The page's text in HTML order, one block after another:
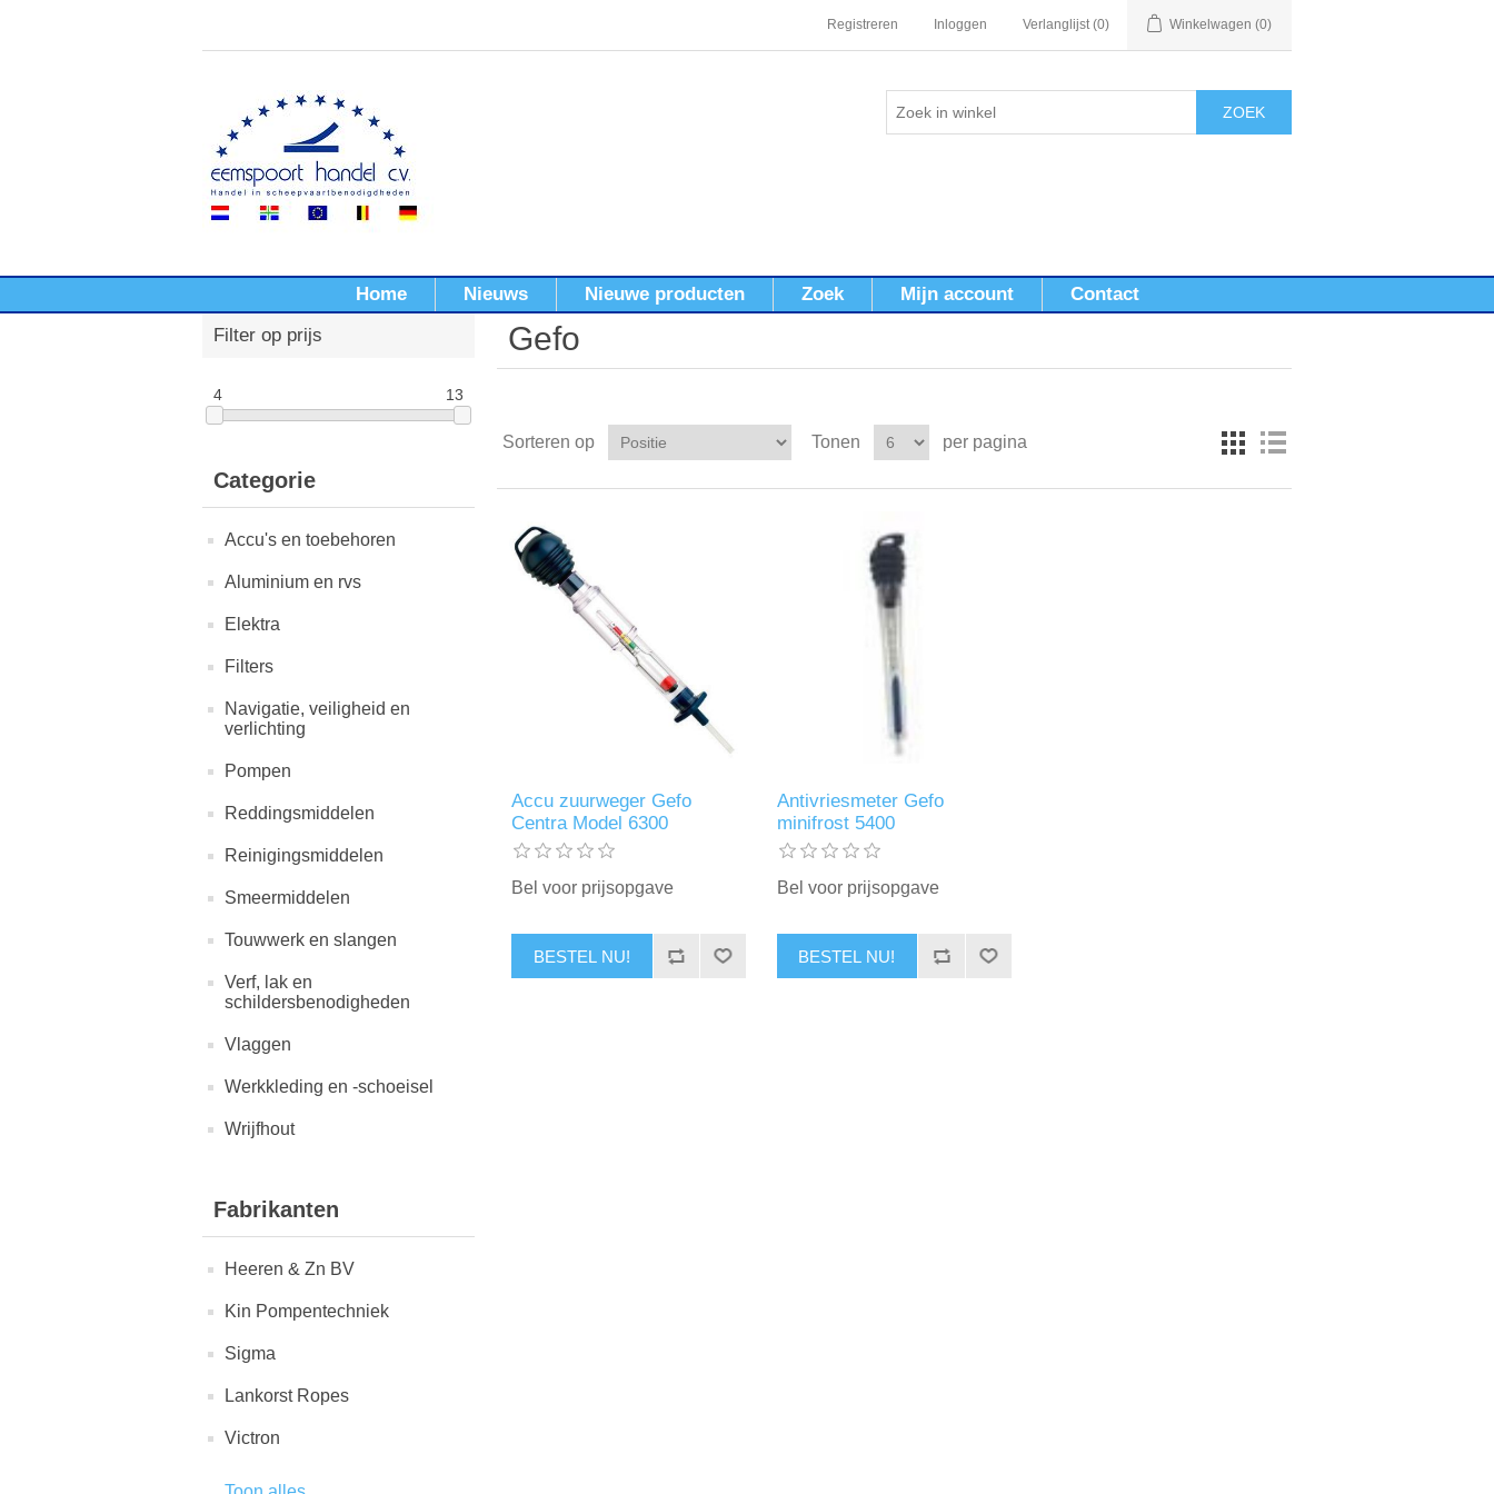
Registreren Inloggen Verlanglijst (0) Winkelwagen (0)
ZOEK
Home Nieuws Nieuwe producten Zoek Mijn account
Contact
Filter op prijs
4 13
Categorie
Accu's en toebehoren
Aluminium en rvs
Elektra
Filters
Navigatie, veiligheid en
verlichting
Pompen
Reddingsmiddelen
Reinigingsmiddelen
Smeermiddelen
Touwwerk en slangen
Verf, lak en
schildersbenodigheden
Vlaggen
Werkkleding en -schoeisel
Wrijfhout
Fabrikanten
Heeren & Zn BV
Kin Pompentechniek
Sigma
Lankorst Ropes
Victron
Gefo
Sorteren op Tonen per pagina
Accu zuurweger Gefo
Centra Model 6300
Bel voor prijsopgave
BESTEL NU!
Antivriesmeter Gefo
minifrost 5400
Bel voor prijsopgave
BESTEL NU!